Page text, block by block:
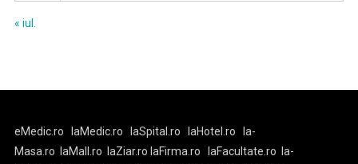
« iul.
eMedic.ro laMedic.ro laSpital.ro laHotel.ro
la-
Masa.ro
laMall.ro laZiar.ro laFirma.ro laFacultate.ro
la-